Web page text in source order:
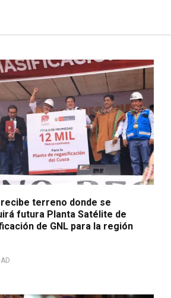
Imperial
recibe terreno donde se
futura Planta Satélite de
de GNL para la región